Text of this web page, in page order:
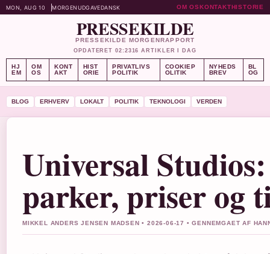
MON, AUG 10 MORGENUDGAVEDANSK OM OSKONTAKTHISTORIE
PRESSEKILDE
PRESSEKILDE MORGENRAPPORT
OPDATERET 02:2316 ARTIKLER I DAG
HJ
EM
OM
OS
KONT
AKT
HIST
ORIE
PRIVATLIVS
POLITIK
COOKIEP
OLITIK
NYHEDS
BREV
BL
OG
BLOG ERHVERV LOKALT POLITIK TEKNOLOGI VERDEN
Universal
parker, priser og
MIKKEL ANDERS JENSEN MADSEN • 2026-06-17 • GENNEMGAET AF